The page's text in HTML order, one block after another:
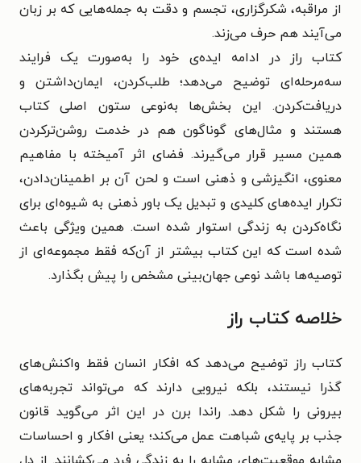
از مراقبه، شکرگزاری، تجسم و دقت به جمله‌هایی که بر زبان
می‌آیند هم حرف می‌زند.
کتاب راز در ادامه ایده‌ی خود را به‌صورت یک فرایند
سه‌مرحله‌ای توضیح می‌دهد؛ طلب‌کردن، ایمان‌داشتن و
دریافت‌کردن. این بخش‌ها به‌نوعی ستون اصلی کتاب
هستند و مثال‌های گوناگون هم در خدمت روشن‌ترکردن
همین مسیر قرار می‌گیرند. فضای اثر آمیخته با مفاهیم
معنوی، انگیزشی و ذهنی است و لحن آن بر اطمینان‌دادن،
تکرار ایده‌های کلیدی و تبدیل یک باور ذهنی به شیوه‌ای برای
نگاه‌کردن به زندگی استوار شده است. همین ویژگی باعث
شده است که این کتاب بیشتر از آن‌که فقط مجموعه‌ای از
توصیه‌ها باشد نوعی جهان‌بینی مشخص را پیش بگذارد.
خلاصه کتاب راز
کتاب راز توضیح می‌دهد که افکار انسان فقط واکنش‌های
گذرا نیستند، بلکه نیرویی دارند که می‌تواند تجربه‌های
بیرونی را شکل دهد. راندا برن در این اثر می‌گوید قانون
جذب بر پایه‌ی شباهت عمل می‌کند؛ یعنی افکار و احساسات